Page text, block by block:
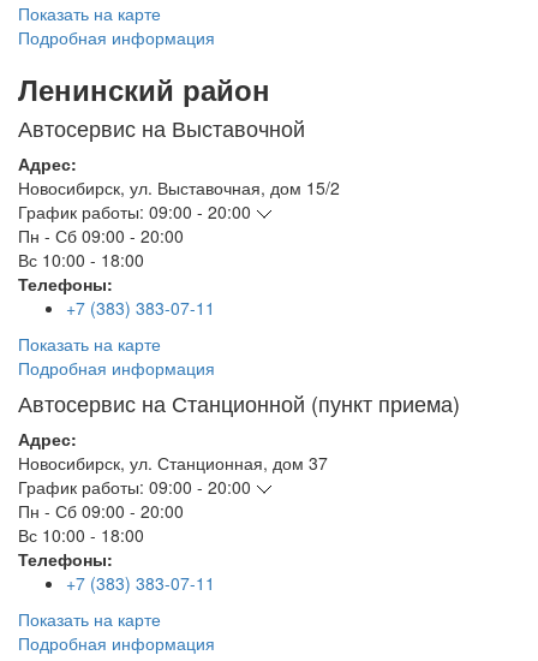
Показать на карте
Подробная информация
Ленинский район
Автосервис на Выставочной
Адрес:
Новосибирск, ул. Выставочная, дом 15/2
График работы: 09:00 - 20:00
Пн - Сб 09:00 - 20:00
Вс 10:00 - 18:00
Телефоны:
+7 (383) 383-07-11
Показать на карте
Подробная информация
Автосервис на Станционной (пункт приема)
Адрес:
Новосибирск, ул. Станционная, дом 37
График работы: 09:00 - 20:00
Пн - Сб 09:00 - 20:00
Вс 10:00 - 18:00
Телефоны:
+7 (383) 383-07-11
Показать на карте
Подробная информация